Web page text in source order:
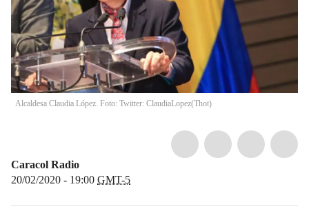
Alcaldesa Claudia López. Foto: Twitter: ClaudiaLopez(Thot)
Caracol Radio
20/02/2020 - 19:00 GMT-5